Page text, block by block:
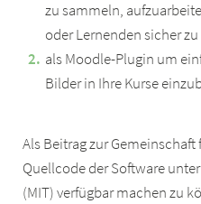
zu sammeln,
oder Lernenden sicher
als Moodle-Plugin um
Bilder in Ihre Kurse
Als Beitrag zur
Quellcode der Software
(MIT) verfügbar machen zu